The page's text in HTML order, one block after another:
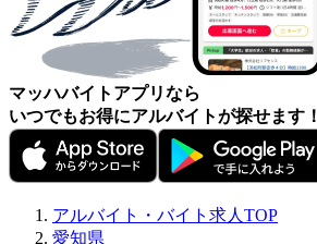
マッハバイトアプリなら
いつでもお得にアルバイトが探せます！
アルバイト・バイト求人TOP
愛知県